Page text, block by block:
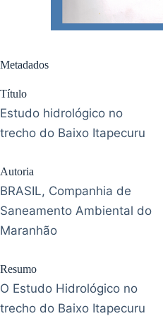
Metadados
Título
Estudo hidrológico no
trecho do Baixo Itapecuru
Autoria
BRASIL, Companhia de
Saneamento Ambiental do
Maranhão
Resumo
O Estudo Hidrológico no
trecho do Baixo Itapecuru